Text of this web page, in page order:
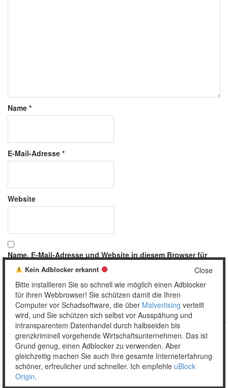
Name *
E-Mail-Adresse *
Website
Name, E-Mail-Adresse und Website in diesem Browser für
meinen nächsten Kommentar speichern.
Copyright © 2026 Unser täglich Spam.
MobileWordPress Theme by themehall.com
Close
Kein Adblocker erkannt
Bitte installieren Sie so schnell wie möglich einen Adblocker
für ihren Webbrowser! Sie schützen damit die Ihren
Computer vor Schadsoftware, die über Malvertising verteilt
wird, und Sie schützen sich selbst vor Ausspähung und
intransparentem Datenhandel durch halbseiden bis
grenzkriminell vorgehende Wirtschaftsunternehmen. Das ist
Grund genug, einen Adblocker zu verwenden. Aber
gleichzeitig machen Sie auch Ihre gesamte Interneterfahrung
schöner, erfreulicher und schneller. Ich empfehle uBlock
Origin.